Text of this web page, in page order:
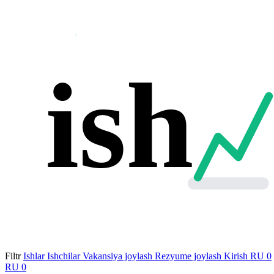
ish
Filtr Ishlar Ishchilar Vakansiya joylash Rezyume joylash Kirish RU 0
RU 0